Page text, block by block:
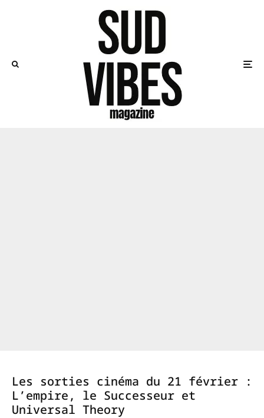
Les sorties cinéma du 21 février :
L’empire, le Successeur et
Universal Theory